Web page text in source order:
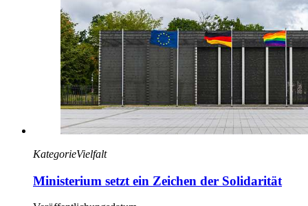
KategorieVielfalt
Ministerium setzt ein Zeichen der Solidarität